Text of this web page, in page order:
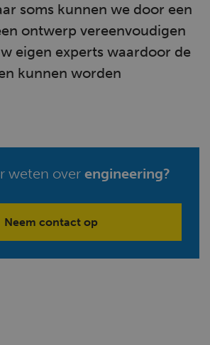
soms kunnen we door een
ontwerp vereenvoudigen
eigen experts waardoor de
kunnen worden
weten over engineering?
Neem contact op